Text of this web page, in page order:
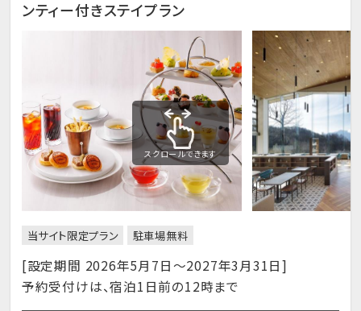
ンティー付きステイプラン
スクロールできます
当サイト限定プラン 駐車場無料
[設定期間 2026年5月7日～2027年3月31日]
予約受付けは、宿泊1日前の12時まで